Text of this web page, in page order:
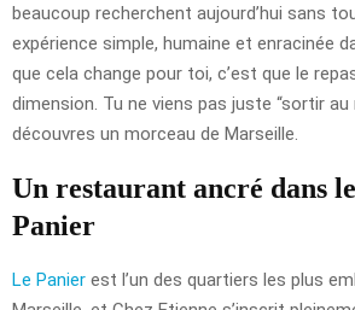
beaucoup recherchent aujourd’hui sans
expérience simple, humaine et enracinée
que cela change pour toi, c’est que le
dimension. Tu ne viens pas juste “sortir
découvres un morceau de Marseille.
Un restaurant ancré dans
Panier
Le Panier est l’un des quartiers les plus